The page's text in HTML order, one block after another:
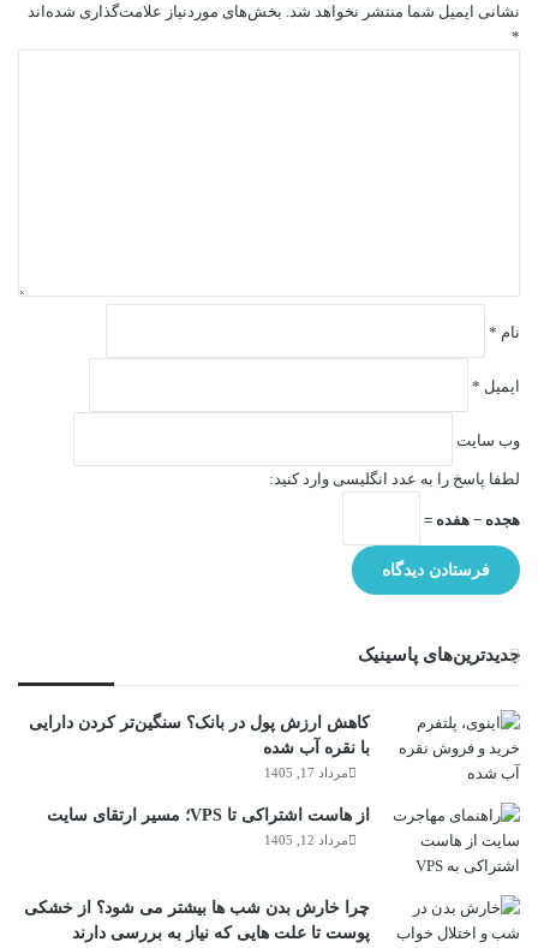
نشانی ایمیل شما منتشر نخواهد شد. بخش‌های موردنیاز علامت‌گذاری شده‌اند
*
نام *
ایمیل *
وب‌ سایت
لطفا پاسخ را به عدد انگلیسی وارد کنید:
هجده − هفده =
جدیدترین‌های پاسینیک
کاهش ارزش پول در بانک؟ سنگین‌تر کردن دارایی
با نقره آب شده
مرداد 17, 1405
از هاست اشتراکی تا VPS؛ مسیر ارتقای سایت
مرداد 12, 1405
چرا خارش بدن شب ها بیشتر می شود؟ از خشکی
پوست تا علت هایی که نیاز به بررسی دارند